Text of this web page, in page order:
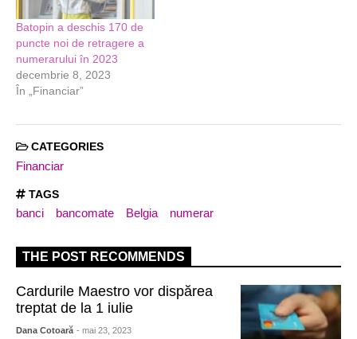
Batopin a deschis 170 de
puncte noi de retragere a
numerarului în 2023
decembrie 8, 2023
În „Financiar”
CATEGORIES
Financiar
TAGS
banci bancomate Belgia numerar
THE POST RECOMMENDS
Cardurile Maestro vor dispărea
treptat de la 1 iulie
Dana Cotoară - mai 23, 2023